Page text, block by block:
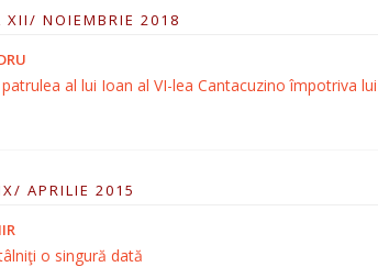
XII/ NOIEMBRIE 2018
al lui Ioan al VI-lea Cantacuzino împotriva
APRILIE 2015
o singură dată